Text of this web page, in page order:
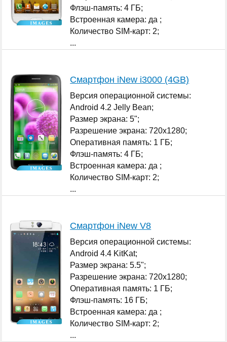
Флэш-память: 4 ГБ;
Встроенная камера: да ;
Количество SIM-карт: 2;
...
Смартфон iNew i3000 (4GB)
Версия операционной системы:
Android 4.2 Jelly Bean;
Размер экрана: 5";
Разрешение экрана: 720x1280;
Оперативная память: 1 ГБ;
Флэш-память: 4 ГБ;
Встроенная камера: да ;
Количество SIM-карт: 2;
...
Смартфон iNew V8
Версия операционной системы:
Android 4.4 KitKat;
Размер экрана: 5.5";
Разрешение экрана: 720x1280;
Оперативная память: 1 ГБ;
Флэш-память: 16 ГБ;
Встроенная камера: да ;
Количество SIM-карт: 2;
...